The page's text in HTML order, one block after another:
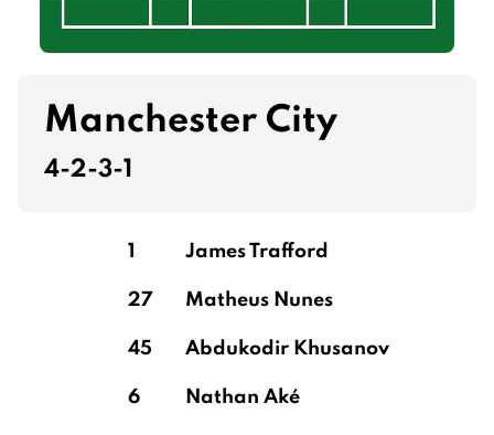
Manchester City
4-2-3-1
1 James Trafford
27 Matheus Nunes
45 Abdukodir Khusanov
6 Nathan Aké